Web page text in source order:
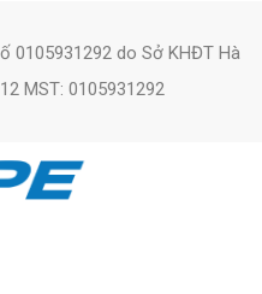
0105931292 do Sở KHĐT Hà
MST: 0105931292